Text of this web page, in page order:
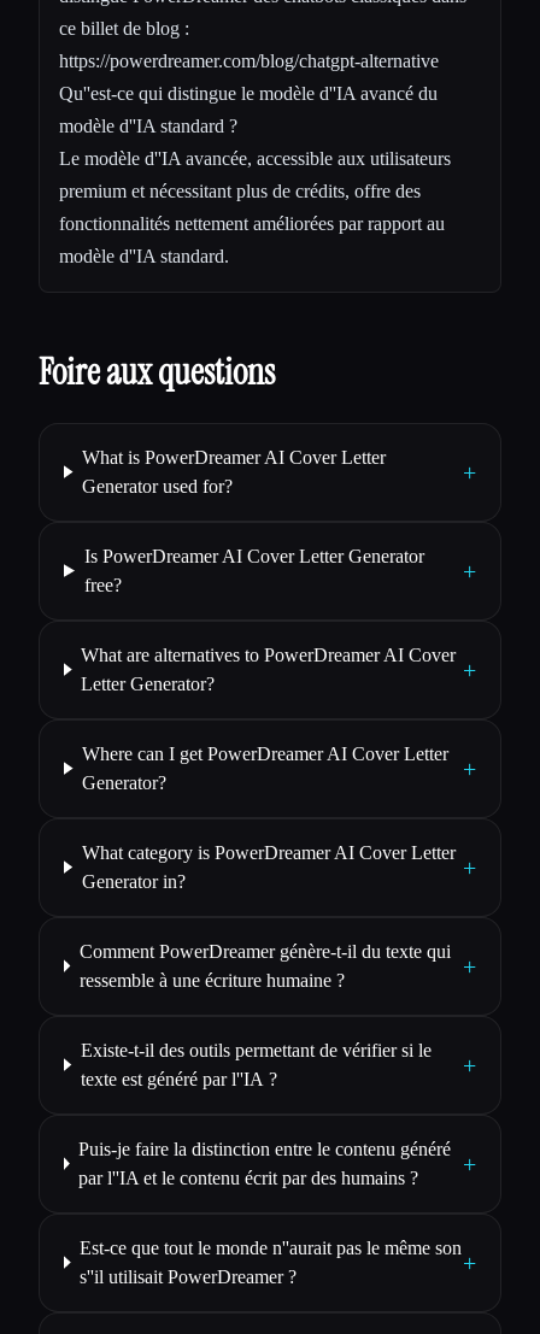
ce billet de blog :
https://powerdreamer.com/blog/chatgpt-alternative
Qu''est-ce qui distingue le modèle d''IA avancé du
modèle d''IA standard ?
Le modèle d''IA avancée, accessible aux utilisateurs
premium et nécessitant plus de crédits, offre des
fonctionnalités nettement améliorées par rapport au
modèle d''IA standard.
Foire aux questions
What is PowerDreamer AI Cover Letter
Generator used for?
+
Is PowerDreamer AI Cover Letter Generator
free?
+
What are alternatives to PowerDreamer AI Cover
Letter Generator?
+
Where can I get PowerDreamer AI Cover Letter
Generator?
+
What category is PowerDreamer AI Cover Letter
Generator in?
+
Comment PowerDreamer génère-t-il du texte qui
ressemble à une écriture humaine ?
+
Existe-t-il des outils permettant de vérifier si le
texte est généré par l''IA ?
+
Puis-je faire la distinction entre le contenu généré
par l''IA et le contenu écrit par des humains ?
+
Est-ce que tout le monde n''aurait pas le même son
s''il utilisait PowerDreamer ?
+